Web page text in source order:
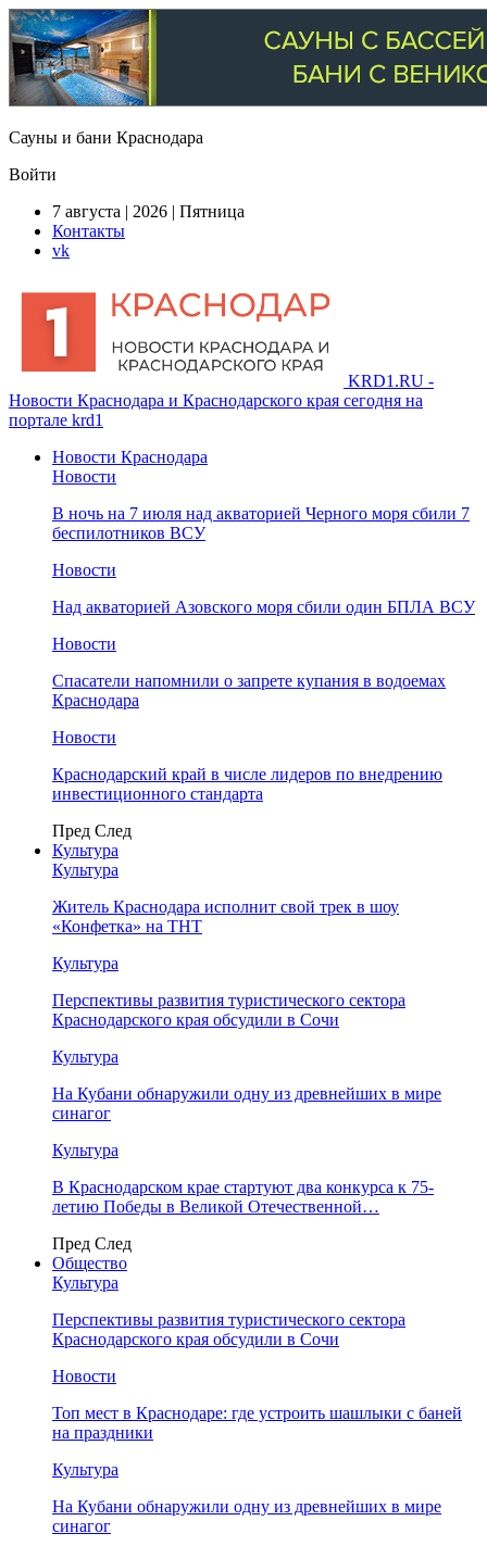
Сауны и бани Краснодара
Войти
7 августа | 2026 | Пятница
Контакты
vk
KRD1.RU -
Новости Краснодара и Краснодарского края сегодня на
портале krd1
Новости Краснодара
Новости
В ночь на 7 июля над акваторией Черного моря сбили 7
беспилотников ВСУ
Новости
Над акваторией Азовского моря сбили один БПЛА ВСУ
Новости
Спасатели напомнили о запрете купания в водоемах
Краснодара
Новости
Краснодарский край в числе лидеров по внедрению
инвестиционного стандарта
Пред След
Культура
Культура
Житель Краснодара исполнит свой трек в шоу
«Конфетка» на ТНТ
Культура
Перспективы развития туристического сектора
Краснодарского края обсудили в Сочи
Культура
На Кубани обнаружили одну из древнейших в мире
синагог
Культура
В Краснодарском крае стартуют два конкурса к 75-
летию Победы в Великой Отечественной…
Пред След
Общество
Культура
Перспективы развития туристического сектора
Краснодарского края обсудили в Сочи
Новости
Топ мест в Краснодаре: где устроить шашлыки с баней
на праздники
Культура
На Кубани обнаружили одну из древнейших в мире
синагог